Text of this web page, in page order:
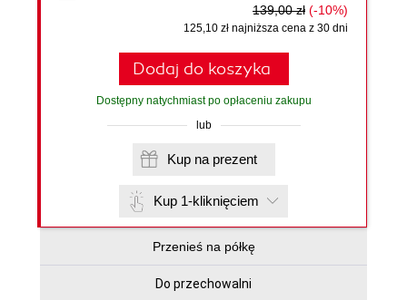
139,00 zł (-10%)
125,10 zł najniższa cena z 30 dni
Dodaj do koszyka
Dostępny natychmiast po opłaceniu zakupu
lub
Kup na prezent
Kup 1-kliknięciem
Przenieś na półkę
Do przechowalni